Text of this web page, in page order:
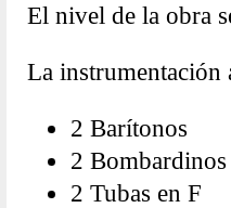
El nivel de la obra
La instrumentación
2 Barítonos
2 Bombardinos
2 Tubas en F